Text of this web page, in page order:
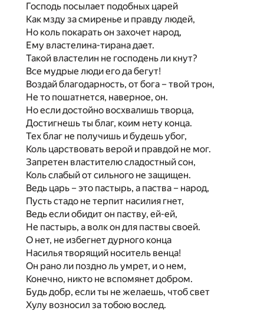
Господь посылает подобных царей
Как мзду за смиренье и правду людей,
Но коль покарать он захочет народ,
Ему властелина-тирана дает.
Такой властелин не господень ли кнут?
Все мудрые люди его да бегут!
Воздай благодарность, от бога – твой трон,
Не то пошатнется, наверное, он.
Но если достойно восхвалишь творца,
Достигнешь ты благ, коим нету конца.
Тех благ не получишь и будешь убог,
Коль царствовать верой и правдой не мог.
Запретен властителю сладостный сон,
Коль слабый от сильного не защищен.
Ведь царь – это пастырь, а паства – народ,
Пусть стадо не терпит насилия гнет,
Ведь если обидит он паству, ей-ей,
Не пастырь, а волк он для паствы своей.
О нет, не избегнет дурного конца
Насилья творящий носитель венца!
Он рано ли поздно ль умрет, и о нем,
Конечно, никто не вспомянет добром.
Будь добр, если ты не желаешь, чтоб свет
Хулу возносил за тобою вослед.